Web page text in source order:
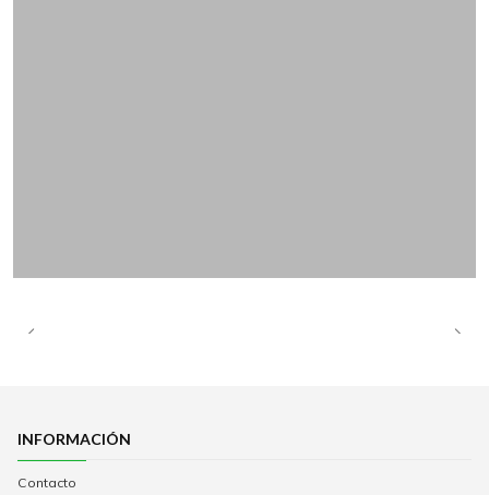
INFORMACIÓN
Contacto